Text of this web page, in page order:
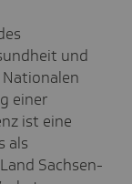
und
einer
ist eine
als
Sachsen-